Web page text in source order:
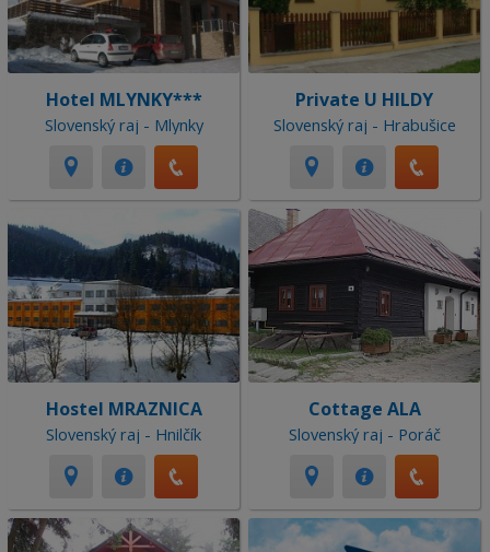
Hotel MLYNKY***
Slovenský raj - Mlynky
Private U HILDY
Slovenský raj - Hrabušice
Hostel MRAZNICA
Slovenský raj - Hnilčík
Cottage ALA
Slovenský raj - Poráč